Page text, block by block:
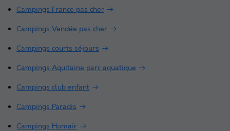
Campings France pas cher
Campings Vendée pas cher
Campings courts séjours
Campings Aquitaine parc aquatique
Campings club enfant
Campings Paradis
Campings Homair